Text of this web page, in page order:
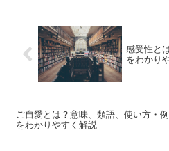
感受性と
をわかり
ご自愛とは？意味、類語、使い方・
をわかりやすく解説